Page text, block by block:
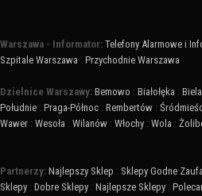
Warszawa - Informator: Telefony Alarmowe i
Szpitale Warszawa : Przychodnie Warszawa
Dzielnice Warszawy: Bemowo : Białołęka :
Południe : Praga-Północ : Rembertów :
Wawer : Wesoła : Wilanów : Włochy : Wola :
Partnerzy: Najlepszy Sklep : Sklepy Godne
Sklepy : Dobre Sklepy : Najlepsze Sklepy :